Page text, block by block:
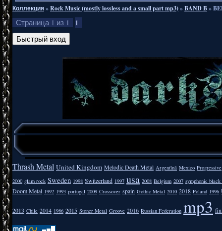
Коллекция»Rock Music (mostly lossless and a small part mp3)»BAND B»
Страница 1 из 1 1
Thrash Metal United Kingdom Melodic Death Metal Argentīnā Mexico Progressive
2000 glam rock Sweden 1998 Switzerland 1997 usa 2008 Belgium 2007 symphonic
Doom Metal 1992 1993 portugal 2009 Crossover spain Gothic Metal 2010 2018 Poland 1996
2013 Chile 2014 1986 2015 Stoner Metal Groove 2016 Russian Federation mp3